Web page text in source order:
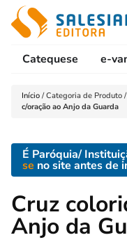
Catequese e-
Início /Categoria de Produto /
c/oração ao Anjo da Guarda
É Paróquia/
se no site antes de
Cruz
Anjo da